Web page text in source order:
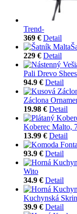
Trend-
369 € Detail
229 € Detail
Pali Drevo
94.9 € Detail
Záclona
19.98 € Detail
Koberec Malto,
13.99 € Detail
93.9 € Detail
Wito
34.9 € Detail
Kuchynská
39.9 € Detail